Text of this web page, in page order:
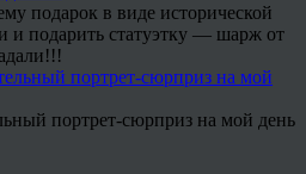
подарок в виде исторической
и подарить статуэтку — шарж от
портрет-сюрприз на мой день